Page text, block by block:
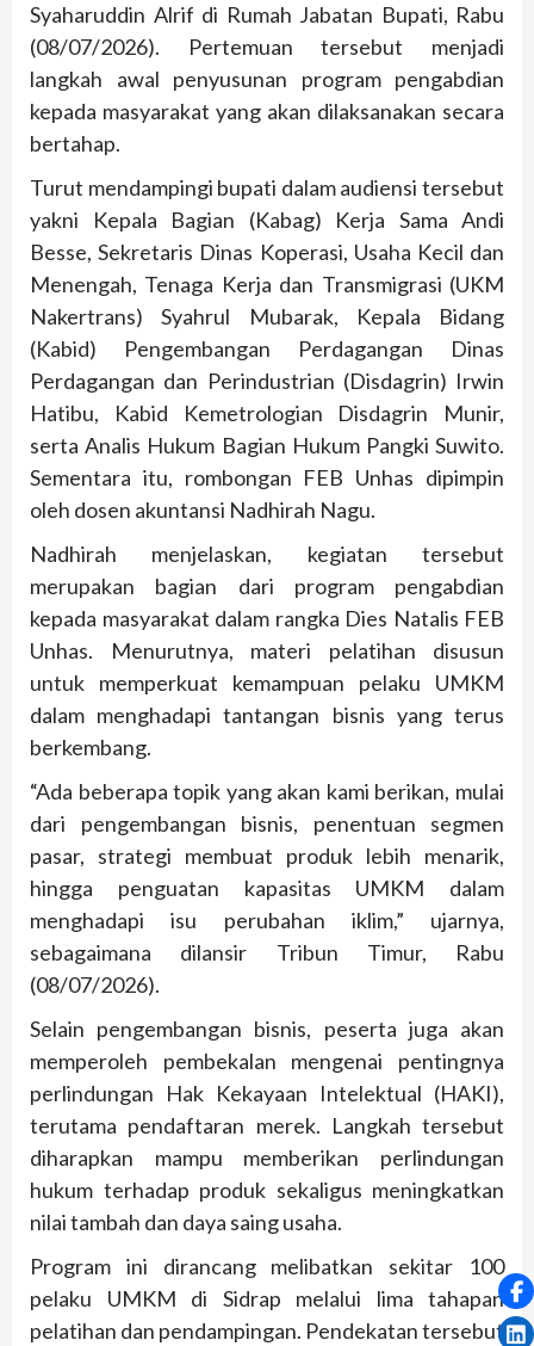
Syaharuddin Alrif di Rumah Jabatan Bupati, Rabu
(08/07/2026). Pertemuan tersebut menjadi
langkah awal penyusunan program pengabdian
kepada masyarakat yang akan dilaksanakan secara
bertahap.
Turut mendampingi bupati dalam audiensi tersebut
yakni Kepala Bagian (Kabag) Kerja Sama Andi
Besse, Sekretaris Dinas Koperasi, Usaha Kecil dan
Menengah, Tenaga Kerja dan Transmigrasi (UKM
Nakertrans) Syahrul Mubarak, Kepala Bidang
(Kabid) Pengembangan Perdagangan Dinas
Perdagangan dan Perindustrian (Disdagrin) Irwin
Hatibu, Kabid Kemetrologian Disdagrin Munir,
serta Analis Hukum Bagian Hukum Pangki Suwito.
Sementara itu, rombongan FEB Unhas dipimpin
oleh dosen akuntansi Nadhirah Nagu.
Nadhirah menjelaskan, kegiatan tersebut
merupakan bagian dari program pengabdian
kepada masyarakat dalam rangka Dies Natalis FEB
Unhas. Menurutnya, materi pelatihan disusun
untuk memperkuat kemampuan pelaku UMKM
dalam menghadapi tantangan bisnis yang terus
berkembang.
“Ada beberapa topik yang akan kami berikan, mulai
dari pengembangan bisnis, penentuan segmen
pasar, strategi membuat produk lebih menarik,
hingga penguatan kapasitas UMKM dalam
menghadapi isu perubahan iklim,” ujarnya,
sebagaimana dilansir Tribun Timur, Rabu
(08/07/2026).
Selain pengembangan bisnis, peserta juga akan
memperoleh pembekalan mengenai pentingnya
perlindungan Hak Kekayaan Intelektual (HAKI),
terutama pendaftaran merek. Langkah tersebut
diharapkan mampu memberikan perlindungan
hukum terhadap produk sekaligus meningkatkan
nilai tambah dan daya saing usaha.
Program ini dirancang melibatkan sekitar 100
pelaku UMKM di Sidrap melalui lima tahapan
pelatihan dan pendampingan. Pendekatan tersebut